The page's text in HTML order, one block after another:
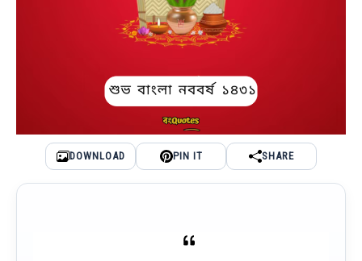
DOWNLOAD PIN IT SHARE